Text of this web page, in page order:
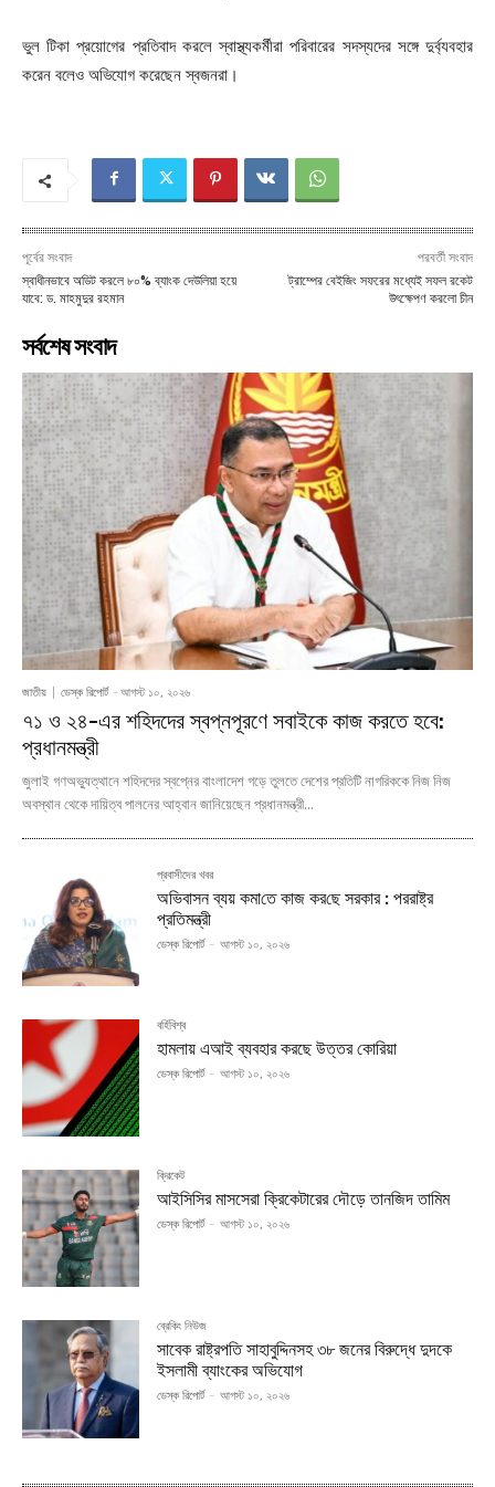
ভুল টিকা প্রয়োগের প্রতিবাদ করলে স্বাস্থ্যকর্মীরা পরিবারের সদস্যদের সঙ্গে দুর্ব্যবহার
করেন বলেও অভিযোগ করেছেন স্বজনরা।
পূর্বের সংবাদ
স্বাধীনভাবে অডিট করলে ৮০% ব্যাংক দেউলিয়া হয়ে
যাবে: ড. মাহমুদুর রহমান
পরবর্তী সংবাদ
ট্রাম্পের বেইজিং সফরের মধ্যেই সফল রকেট
উৎক্ষেপণ করলো চীন
সর্বশেষ সংবাদ
জাতীয় ডেস্ক রিপোর্ট - আগস্ট ১০, ২০২৬
৭১ ও ২৪-এর শহিদদের স্বপ্নপূরণে সবাইকে কাজ করতে হবে:
প্রধানমন্ত্রী
জুলাই গণঅভ্যুত্থানে শহিদদের স্বপ্নের বাংলাদেশ গড়ে তুলতে দেশের প্রতিটি নাগরিককে নিজ নিজ
অবস্থান থেকে দায়িত্ব পালনের আহ্বান জানিয়েছেন প্রধানমন্ত্রী...
প্রবাসীদের খবর
অভিবাসন ব্যয় কমা‌তে কাজ কর‌ছে সরকার : পররাষ্ট্র
প্রতিমন্ত্রী
ডেস্ক রিপোর্ট - আগস্ট ১০, ২০২৬
বর্হিবিশ্ব
হামলায় এআই ব্যবহার করছে উত্তর কোরিয়া
ডেস্ক রিপোর্ট - আগস্ট ১০, ২০২৬
ক্রিকেট
আইসিসির মাসসেরা ক্রিকেটারের দৌড়ে তানজিদ তামিম
ডেস্ক রিপোর্ট - আগস্ট ১০, ২০২৬
ব্রেকিং নিউজ
সাবেক রাষ্ট্রপতি সাহাবুদ্দিনসহ ৩৮ জনের বিরুদ্ধে দুদকে
ইসলামী ব্যাংকের অভিযোগ
ডেস্ক রিপোর্ট - আগস্ট ১০, ২০২৬